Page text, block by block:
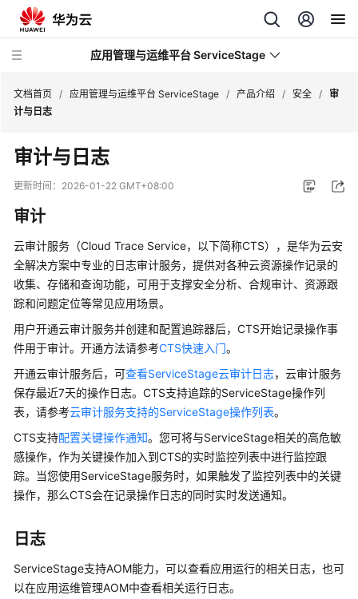
应用管理与运维平台 ServiceStage
最
新
动
品
介
绍
图
解
用
管
理
运
维
平
台
什
是
应
文档首页 / 应用管理与运维平台 ServiceStage / 产品介绍 / 安全 /
审
计与日志
审计与日志
更新时间： 2026-01-22 GMT+08:00
审计
云审计服务（Cloud Trace Service，以下简称CTS），是华为云安
全解决方案中专业的日志审计服务，提供对各种云资源操作记录的
收集、存储和查询功能，可用于支撑安全分析、合规审计、资源跟
踪和问题定位等常见应用场景。
用户开通云审计服务并创建和配置追踪器后，CTS开始记录操作事
件用于审计。开通方法请参考CTS快速入门。
开通云审计服务后，可查看ServiceStage云审计日志，云审计服务
保存最近7天的操作日志。CTS支持追踪的ServiceStage操作列
表，请参考云审计服务支持的ServiceStage操作列表。
CTS支持配置关键操作通知。您可将与ServiceStage相关的高危敏
感操作，作为关键操作加入到CTS的实时监控列表中进行监控跟
踪。当您使用ServiceStage服务时，如果触发了监控列表中的关键
操作，那么CTS会在记录操作日志的同时实时发送通知。
日志
ServiceStage支持AOM能力，可以查看应用运行的相关日志，也可
以在应用运维管理AOM中查看相关运行日志。